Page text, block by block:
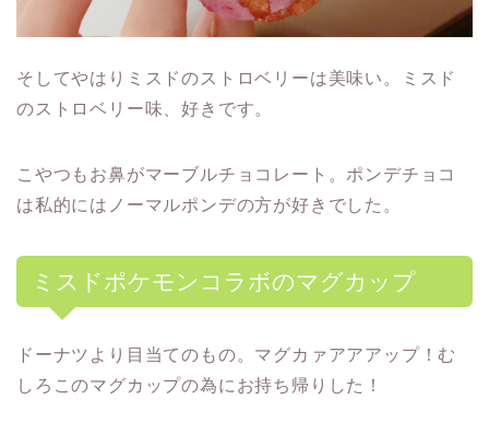
そしてやはりミスドのストロベリーは美味い。ミスド
のストロベリー味、好きです。
こやつもお鼻がマーブルチョコレート。ポンデチョコ
は私的にはノーマルポンデの方が好きでした。
ミスドポケモンコラボのマグカップ
ドーナツより目当てのもの。マグカァアアアップ！む
しろこのマグカップの為にお持ち帰りした！